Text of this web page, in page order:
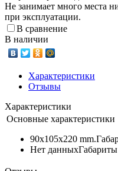
Не занимает много места
при эксплуатации.
В сравнение
В наличии
Характеристики
Отзывы
Характеристики
Основные характеристики
90x105x220 mm.
Нет данных